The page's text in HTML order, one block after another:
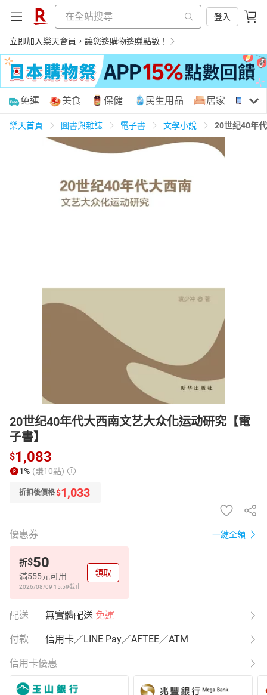
登入
立即加入樂天會員，讓您邊購物邊賺點數！
購物網分類
民生用品
3C家電
電子/紙本書
HOT
免運 美食 保健 民生用品 居家 3C
樂天首頁 圖書與雜誌 電子書 文學小說 20世纪40年
20世纪40年代大西南文艺大众化运动研究【電
子書】
$1,083
1% (賺10點)
折扣後價格$1,033
優惠券 一鍵全領
折$50
滿555元可用
2026/08/09 15:59截止
領取
配送 無實體配送 免運
付款 信用卡／LINE Pay／AFTEE／ATM
信用卡優惠